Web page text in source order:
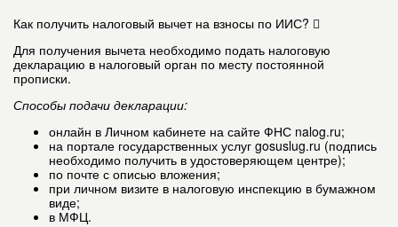
Как получить налоговый вычет на взносы по ИИС?
Для получения вычета необходимо подать налоговую
декларацию в налоговый орган по месту постоянной
прописки.
Способы подачи декларации:
онлайн в Личном кабинете на сайте ФНС nalog.ru;
на портале государственных услуг gosuslug.ru (подпись
необходимо получить в удостоверяющем центре);
по почте с описью вложения;
при личном визите в налоговую инспекцию в бумажном
виде;
в МФЦ.